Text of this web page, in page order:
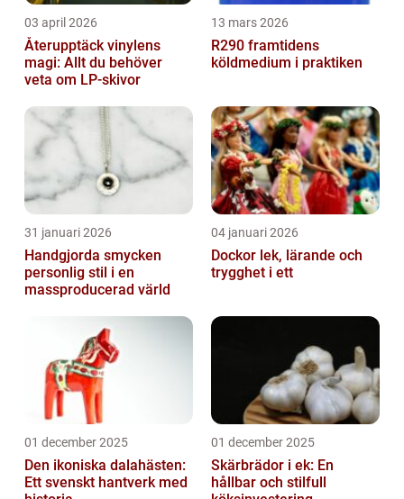
03 april 2026
Återupptäck vinylens
magi: Allt du behöver
veta om LP-skivor
13 mars 2026
R290 framtidens
köldmedium i praktiken
31 januari 2026
Handgjorda smycken
personlig stil i en
massproducerad värld
04 januari 2026
Dockor lek, lärande och
trygghet i ett
01 december 2025
Den ikoniska dalahästen:
Ett svenskt hantverk med
01 december 2025
Skärbrädor i ek: En
hållbar och stilfull